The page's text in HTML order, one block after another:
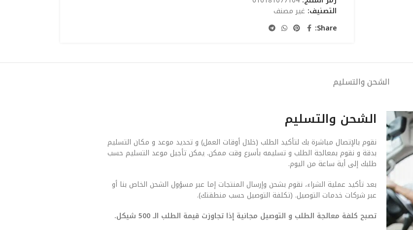
التصنيف: غير مصنف
Share:
الشحن والتسليم
الشحن والتسليم
نقوم بالإتصال مباشرة بك لتأكيد الطلب (خلال أوقات العمل) و تحديد موعد و مكان التسليم
بدقة و نقوم بمعالجة الطلب و تسليمه بأسرع وقت ممكن. يمكن تأجيل موعد التسليم حسب
طلبك إلى أية ساعة من اليوم.
بعد تأكيد عملية الشراء، نقوم بشحن وإرسال المنتجات إما عبر مسؤول الشحن الخاص بنا أو
عبر شركات خدمات التوصيل. (تكلفة التوصيل حسب منطقتك).
تصبح كلفة معالجة الطلب و التوصيل مجانية إذا تجاوزت قيمة الطلب الـ 500 شيكل.